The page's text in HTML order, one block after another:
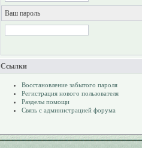
Ваш пароль
Ссылки
Восстановление забытого пароля
Регистрация нового пользователя
Разделы помощи
Связь с администрацией форума